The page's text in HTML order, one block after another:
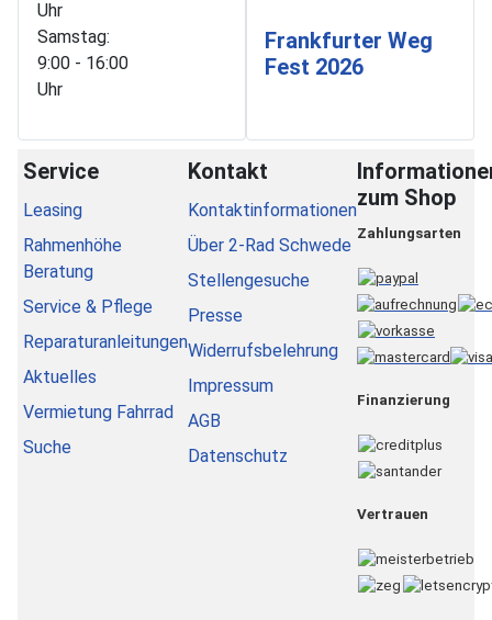
Uhr
Samstag:
9:00 - 16:00
Uhr
Frankfurter Weg
Fest 2026
Service
Leasing
Rahmenhöhe
Beratung
Service & Pflege
Reparaturanleitungen
Aktuelles
Vermietung Fahrrad
Suche
Kontakt
Kontaktinformationen
Über 2-Rad Schwede
Stellengesuche
Presse
Widerrufsbelehrung
Impressum
AGB
Datenschutz
zum Shop
Zahlungsarten
Finanzierung
Vertrauen